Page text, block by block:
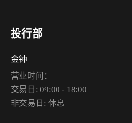
投行部
金钟
营业时间：
交易日: 09:00 - 18:00
非交易日: 休息